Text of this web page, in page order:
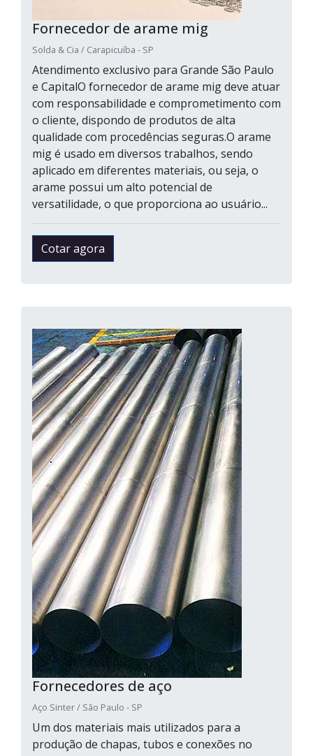
Fornecedor de arame mig
Solda & Cia / Carapicuíba - SP
Atendimento exclusivo para Grande São Paulo
e CapitalO fornecedor de arame mig deve atuar
com responsabilidade e comprometimento com
o cliente, dispondo de produtos de alta
qualidade com procedências seguras.O arame
mig é usado em diversos trabalhos, sendo
aplicado em diferentes materiais, ou seja, o
arame possui um alto potencial de
versatilidade, o que proporciona ao usuário...
Cotar agora
Fornecedores de aço
Aço Sinter / São Paulo - SP
Um dos materiais mais utilizados para a
produção de chapas, tubos e conexões no